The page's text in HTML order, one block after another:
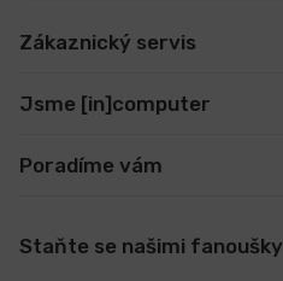
Zákaznický servis
Jsme [in]computer
Poradíme vám
Staňte se našimi fanoušky